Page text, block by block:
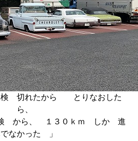
切れたから とりなおした
ら、
ら、 １３０ｋｍ しか 進
でなかった 」